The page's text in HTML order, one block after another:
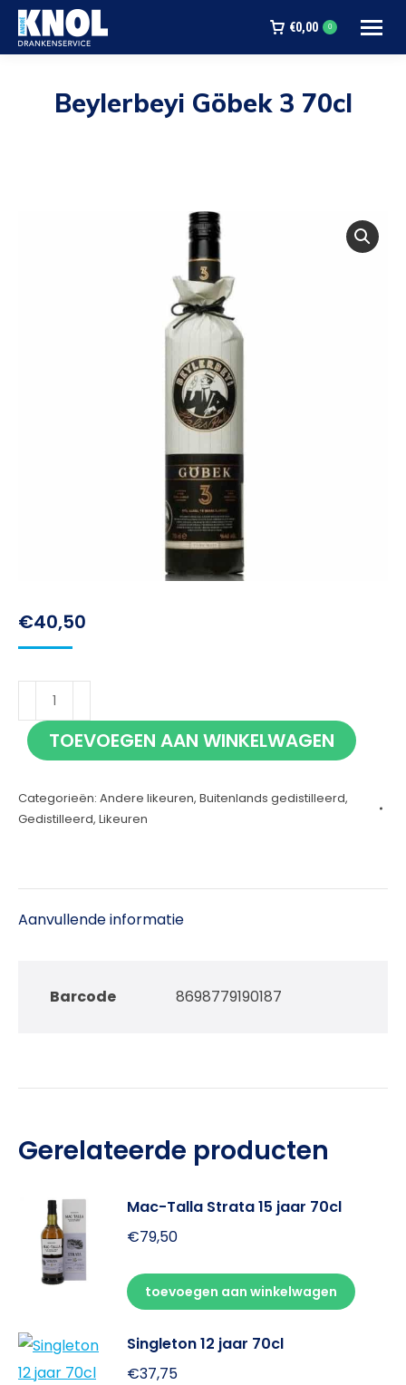
€0,00 0
Beylerbeyi Göbek 3 70cl
€40,50
Beylerbeyi
Göbek
aantal
TOEVOEGEN AAN WINKELWAGEN
Categorieën: Andere likeuren, Buitenlands gedistilleerd,
Gedistilleerd, Likeuren
Aanvullende informatie
Barcode 8698779190187
Gerelateerde producten
Mac-Talla Strata 15 jaar 70cl
€79,50
toevoegen aan winkelwagen
Singleton 12 jaar 70cl
€37,75